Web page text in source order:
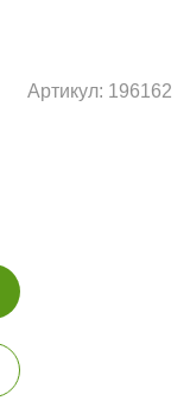
Артикул: 196162